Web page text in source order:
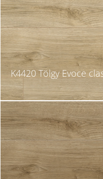
K4420 Tölgy Evoce